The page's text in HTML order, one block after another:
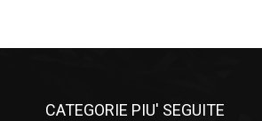
CATEGORIE PIU' SEGUITE